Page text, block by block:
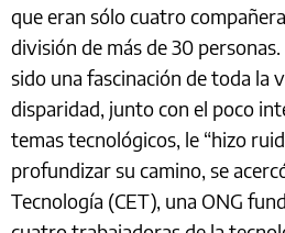
que eran sólo cuatro
división de más de 30
sido una fascinación de toda la
disparidad, junto con el poco
temas tecnológicos, le “hizo
profundizar su camino, se
Tecnología (CET), una ONG